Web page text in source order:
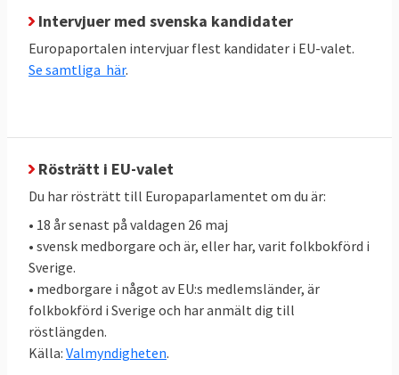
mandat.
Konservativa EPP-gruppen:
Manfred Weber, tysk, leder i dag EPP-
Socialdemokrater S&D:
Frans Timmermans, Nederländernas
EU-kritiska konservativa gruppen ECR:
Jan Zahradil, tjeckisk EU-parlamentariker
De gröna/ EFA:
Ska Keller, tysk EU-parlamentariker,
representant för Die Grünen
Bas Eickhout, nederländsk EU-
Intervjuer med svenska kandidater
Europaportalen intervjuar flest kandidater i EU-valet.
Se samtliga här.
Rösträtt i EU-valet
Du har rösträtt till Europaparlamentet om du är:
• 18 år senast på valdagen 26 maj
• svensk medborgare och är, eller har, varit folkbokförd i
Sverige.
• medborgare i något av EU:s medlemsländer, är
folkbokförd i Sverige och har anmält dig till
röstlängden.
Källa: Valmyndigheten.